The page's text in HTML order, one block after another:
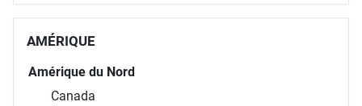
AMÉRIQUE
Amérique du Nord
Canada